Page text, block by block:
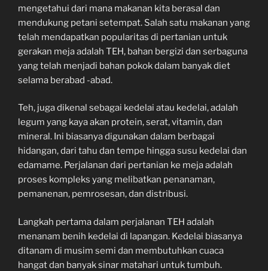
mengetahui dari mana makanan kita berasal dan
mendukung petani setempat. Salah satu makanan yang
telah mendapatkan popularitas di pertanian untuk
gerakan meja adalah TEH, bahan bergizi dan serbaguna
yang telah menjadi bahan pokok dalam banyak diet
selama berabad -abad.
Teh, juga dikenal sebagai kedelai atau kedelai, adalah
legum yang kaya akan protein, serat, vitamin, dan
mineral. Ini biasanya digunakan dalam berbagai
hidangan, dari tahu dan tempe hingga susu kedelai dan
edamame. Perjalanan dari pertanian ke meja adalah
proses kompleks yang melibatkan penanaman,
pemanenan, pemrosesan, dan distribusi.
Langkah pertama dalam perjalanan TEH adalah
menanam benih kedelai di lapangan. Kedelai biasanya
ditanam di musim semi dan membutuhkan cuaca
hangat dan banyak sinar matahari untuk tumbuh.